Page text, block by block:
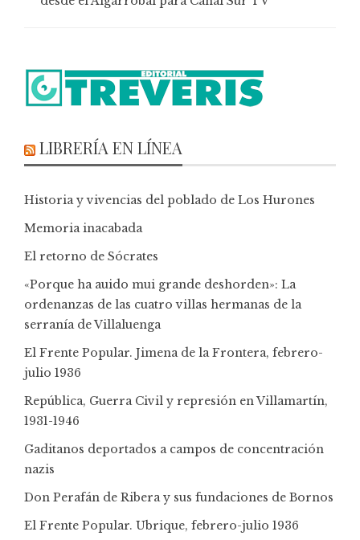
LIBRERÍA EN LÍNEA
Historia y vivencias del poblado de Los Hurones
Memoria inacabada
El retorno de Sócrates
«Porque ha auido mui grande deshorden»: La
ordenanzas de las cuatro villas hermanas de la
serranía de Villaluenga
El Frente Popular. Jimena de la Frontera, febrero-
julio 1936
República, Guerra Civil y represión en Villamartín,
1931-1946
Gaditanos deportados a campos de concentración
nazis
Don Perafán de Ribera y sus fundaciones de Bornos
El Frente Popular. Ubrique, febrero-julio 1936